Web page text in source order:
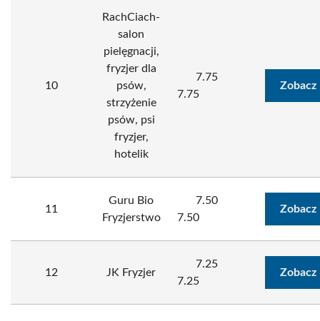
10
RachCiach-
salon
pielęgnacji,
fryzjer dla
psów,
strzyżenie
psów, psi
fryzjer,
hotelik
7.75
7.75
Zobacz
11
Guru Bio
Fryzjerstwo
7.50
7.50
Zobacz
12 JK Fryzjer
7.25
7.25
Zobacz